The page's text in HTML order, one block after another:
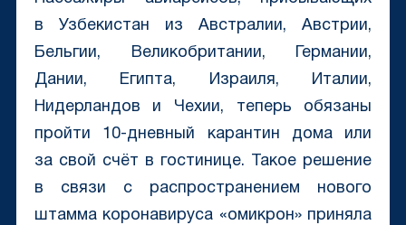
в Узбекистан из Австралии, Австрии,
Бельгии, Великобритании, Германии,
Дании, Египта, Израиля, Италии,
Нидерландов и Чехии, теперь обязаны
пройти 10-дневный карантин дома или
за свой счёт в гостинице. Такое решение
в связи с распространением нового
штамма коронавируса «омикрон» приняла